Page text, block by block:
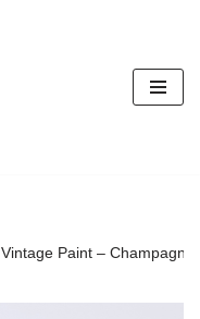
Vintage Paint – Champagne